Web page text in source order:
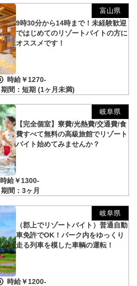
富山県
9時30分から14時まで！未経験歓迎
ではじめてのリゾートバイトの方に
オススメです！
時給￥1270-
期間：短期 (1ヶ月未満)
岐阜県
【完全個室】寮費/光熱費/交通費/食
費すべて無料の高級旅館でリゾート
バイト始めてみませんか？
時給￥1300-
期間：3ヶ月
岐阜県
（郡上でリゾートバイト）普通自動
車免許でOK！パーク内をゆっくり
走る列車を模した車輌の運転！
時給￥1200-